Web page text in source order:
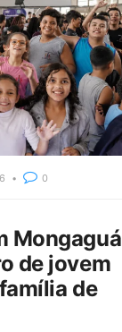
0
Mongaguá
de jovem
de